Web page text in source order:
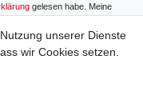
gelesen habe. Meine
unserer Dienste
wir Cookies setzen.